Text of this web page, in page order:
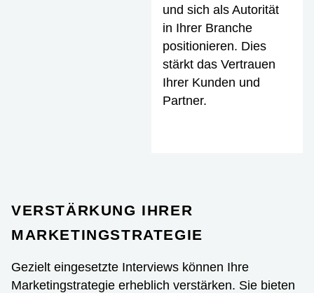
und sich als Autorität
in Ihrer Branche
positionieren. Dies
stärkt das Vertrauen
Ihrer Kunden und
Partner.
VERSTÄRKUNG IHRER
MARKETINGSTRATEGIE
Gezielt eingesetzte Interviews können Ihre
Marketingstrategie erheblich verstärken. Sie bieten